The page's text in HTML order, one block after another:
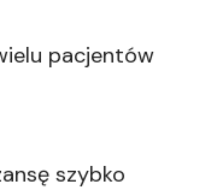
pacjentów
szybko